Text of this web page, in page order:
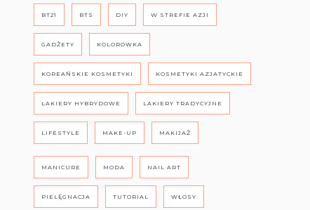
BT21 BTS DIY W STREFIE AZJI
GADŻETY KOLORÓWKA
KOREAŃSKIE KOSMETYKI KOSMETYKI AZJATYCKIE
LAKIERY HYBRYDOWE LAKIERY TRADYCYJNE
LIFESTYLE MAKE-UP MAKIJAŻ
MANICURE MODA NAIL ART
PIELĘGNACJA TUTORIAL WŁOSY